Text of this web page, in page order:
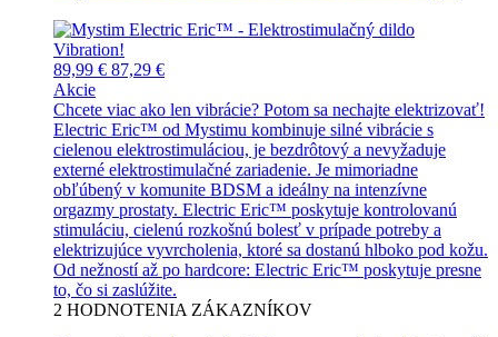
89,99 € 87,29 €
Akcie
Chcete viac ako len vibrácie? Potom sa nechajte elektrizovať!
Electric Eric™ od Mystimu kombinuje silné vibrácie s
cielenou elektrostimuláciou, je bezdrôtový a nevyžaduje
externé elektrostimulačné zariadenie. Je mimoriadne
obľúbený v komunite BDSM a ideálny na intenzívne
orgazmy prostaty. Electric Eric™ poskytuje kontrolovanú
stimuláciu, cielenú rozkošnú bolesť v prípade potreby a
elektrizujúce vyvrcholenia, ktoré sa dostanú hlboko pod kožu.
Od nežností až po hardcore: Electric Eric™ poskytuje presne
to, čo si zaslúžite.
2 HODNOTENIA ZÁKAZNÍKOV